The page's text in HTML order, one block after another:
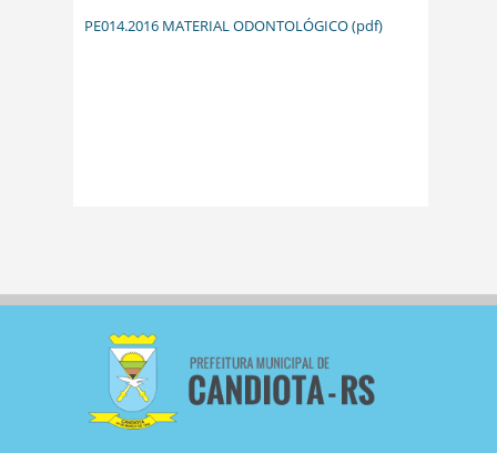
PE014.2016 MATERIAL ODONTOLÓGICO (pdf)